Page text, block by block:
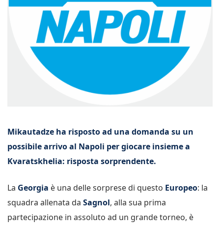
Mikautadze ha risposto ad una domanda su un
possibile arrivo al Napoli per giocare insieme a
Kvaratskhelia: risposta sorprendente.
La Georgia è una delle sorprese di questo Europeo: la
squadra allenata da Sagnol, alla sua prima
partecipazione in assoluto ad un grande torneo, è